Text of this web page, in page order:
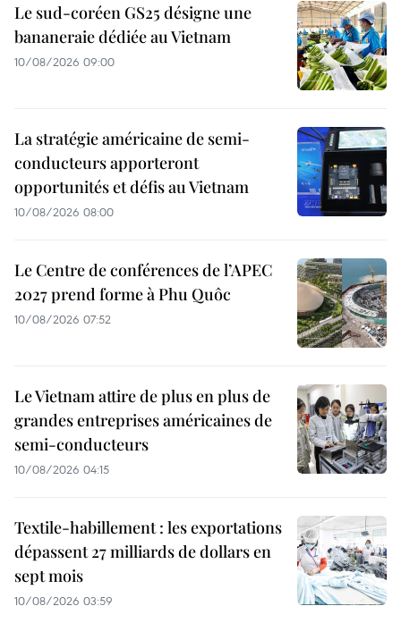
Le sud-coréen GS25 désigne une
bananeraie dédiée au Vietnam
10/08/2026 09:00
La stratégie américaine de semi-
conducteurs apporteront
opportunités et défis au Vietnam
10/08/2026 08:00
Le Centre de conférences de l’APEC
2027 prend forme à Phu Quôc
10/08/2026 07:52
Le Vietnam attire de plus en plus de
grandes entreprises américaines de
semi-conducteurs
10/08/2026 04:15
Textile-habillement : les exportations
dépassent 27 milliards de dollars en
sept mois
10/08/2026 03:59